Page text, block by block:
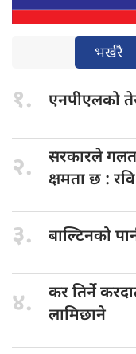
भर्खरै
१. एनपीएलको
२. सरकारले
क्षमता छ :
३. बाल्टिनको
४. कर तिर्ने
लामिछाने